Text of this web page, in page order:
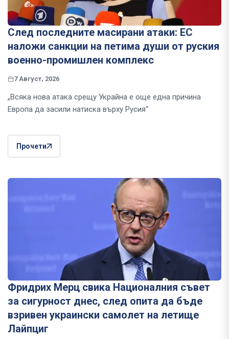
След последните масирани атаки: ЕС
наложи санкции на петима души от руския
военно-промишлен комплекс
7 Август, 2026
„Всяка нова атака срещу Украйна е още една причина
Европа да засили натиска върху Русия“
Прочети
Фридрих Мерц свика Националния съвет
за сигурност днес, след опита да бъде
взривен украински самолет на летище
Лайпциг